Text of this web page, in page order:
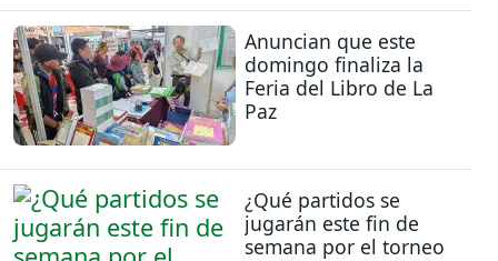
Anuncian que este
domingo finaliza la
Feria del Libro de La
Paz
¿Qué partidos se
jugarán este fin de
semana por el torneo